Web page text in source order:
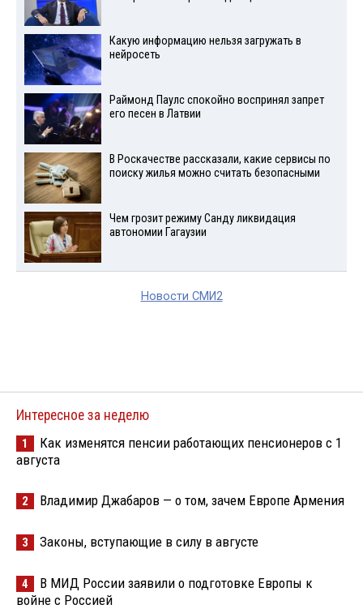
Какую информацию нельзя загружать в
нейросеть
Раймонд Паулс спокойно воспринял запрет
его песен в Латвии
В Роскачестве рассказали, какие сервисы по
поиску жилья можно считать безопасными
Чем грозит режиму Санду ликвидация
автономии Гагаузии
Новости СМИ2
Интересное за неделю
1
Как изменятся пенсии работающих пенсионеров с 1
августа
2 Владимир Джабаров — о том, зачем Европе Армения
3 Законы, вступающие в силу в августе
4
В МИД России заявили о подготовке Европы к
войне с Россией